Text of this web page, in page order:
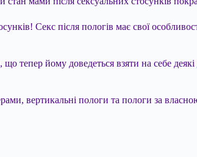
Секс після пологів має свої
тепер йому доведеться взяти на себе
вертикальні пологи та пологи за